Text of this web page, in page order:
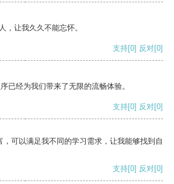
，让我久久不能忘怀。
支持[0] 反对[0]
已经为我们带来了无限的流畅体验。
支持[0] 反对[0]
，可以满足我不同的学习需求，让我能够找到自
支持[0] 反对[0]